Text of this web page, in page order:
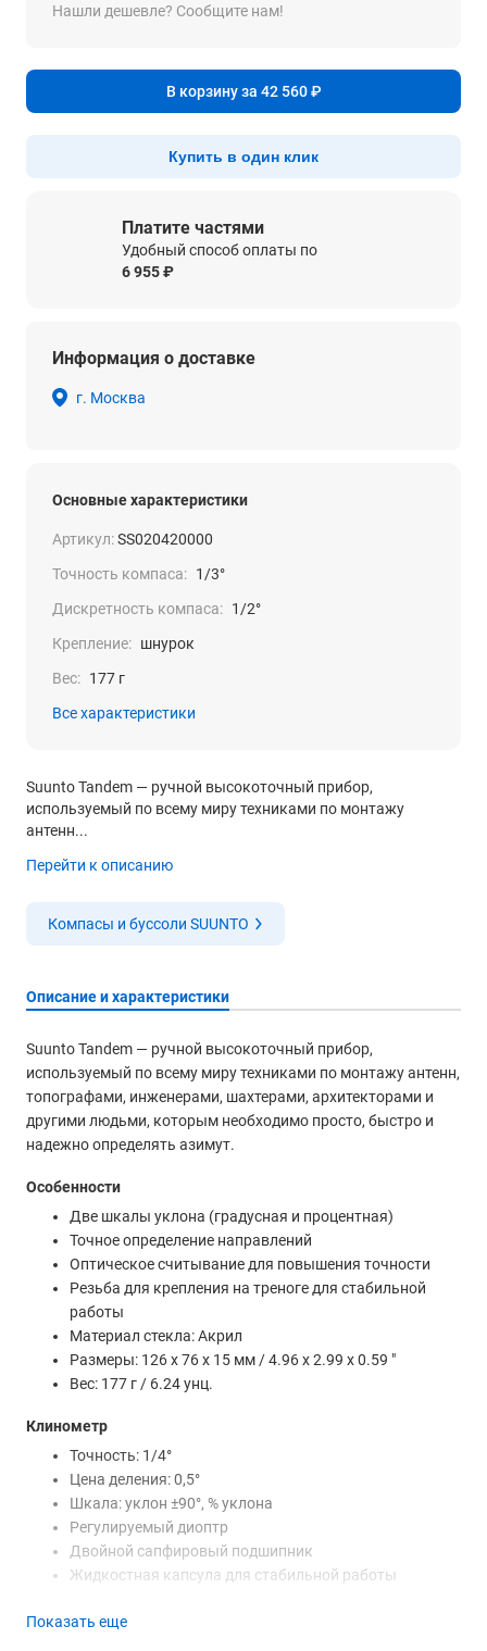
Нашли дешевле? Сообщите нам!
В корзину за 42 560 ₽
Купить в один клик
Платите частями
Удобный способ оплаты по
6 955 ₽
Информация о доставке
г. Москва
Основные характеристики
Артикул:SS020420000
Точность компаса: 1/3°
Дискретность компаса: 1/2°
Крепление: шнурок
Вес: 177 г
Все характеристики
Suunto Tandem — ручной высокоточный прибор,
используемый по всему миру техниками по монтажу
антенн...
Перейти к описанию
Компасы и буссоли SUUNTO
Описание и характеристики
Suunto Tandem — ручной высокоточный прибор,
используемый по всему миру техниками по монтажу антенн,
топографами, инженерами, шахтерами, архитекторами и
другими людьми, которым необходимо просто, быстро и
надежно определять азимут.
Особенности
Две шкалы уклона (градусная и процентная)
Точное определение направлений
Оптическое считывание для повышения точности
Резьба для крепления на треноге для стабильной
работы
Материал стекла: Акрил
Размеры: 126 x 76 x 15 мм / 4.96 x 2.99 x 0.59 "
Вес: 177 г / 6.24 унц.
Клинометр
Точность: 1/4°
Цена деления: 0,5°
Шкала: уклон ±90°, % уклона
Регулируемый диоптр
Двойной сапфировый подшипник
Жидкостная капсула для стабильной работы
Компас
Показать еще